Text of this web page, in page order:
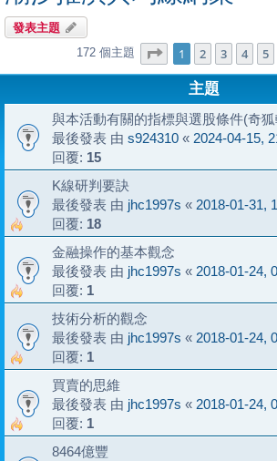
發表主題
172 個主題 第 1 頁 (共 9頁)
1 2 3 4 5
主題
與本活動有關的指標與選股條件(奇
最後發表 由 s924310 « 2024-04-15,
回覆: 15
K線研判要訣
最後發表 由 jhc1997s « 2018-01-31,
回覆: 18
金融操作的基本觀念
最後發表 由 jhc1997s « 2018-01-24,
回覆: 1
技術分析的觀念
最後發表 由 jhc1997s « 2018-01-24,
回覆: 1
買賣的思維
最後發表 由 jhc1997s « 2018-01-24,
回覆: 1
8464億豐